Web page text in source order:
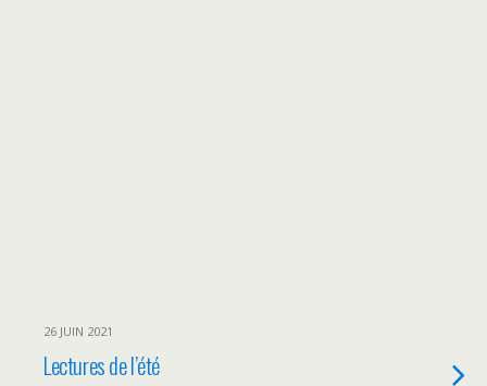
26 JUIN 2021
Lectures de l’été